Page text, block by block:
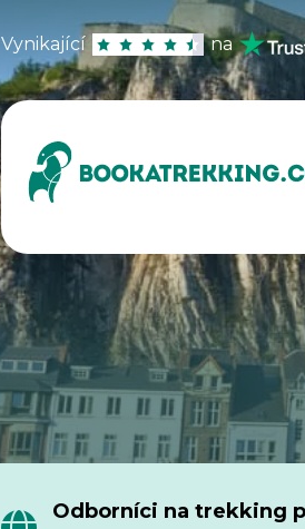
Vynikající na
Odborníci na trekking